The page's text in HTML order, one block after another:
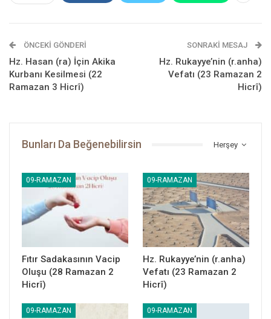
ÖNCEKI GÖNDERI
Hz. Hasan (ra) İçin Akika
Kurbanı Kesilmesi (22
Ramazan 3 Hicrî)
SONRAKI MESAJ
Hz. Rukayye’nin (r.anha)
Vefatı (23 Ramazan 2
Hicrî)
Herşey
Bunları Da Beğenebilirsin
09-RAMAZAN
Fıtır Sadakasının Vacip
Oluşu (28 Ramazan 2
Hicrî)
09-RAMAZAN
Hz. Rukayye’nin (r.anha)
Vefatı (23 Ramazan 2
Hicrî)
09-RAMAZAN 09-RAMAZAN